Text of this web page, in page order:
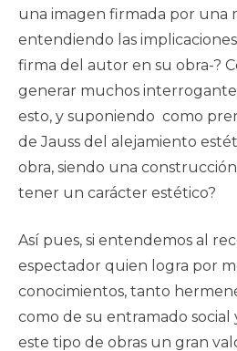
una imagen firmada por una
entendiendo las
firma del autor en su obra-?
generar muchos
esto, y suponiendo como
de Jauss del alejamiento
obra, siendo una
tener un carácter estético?
Así pues, si entendemos al
espectador quien logra por
conocimientos, tanto
como de su entramado
este tipo de obras un gran